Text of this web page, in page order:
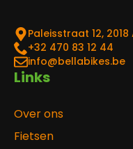
Paleisstraat 12,
‎+32 470 83 12 44
info@bellabikes.be
Links
Over ons
Fietsen